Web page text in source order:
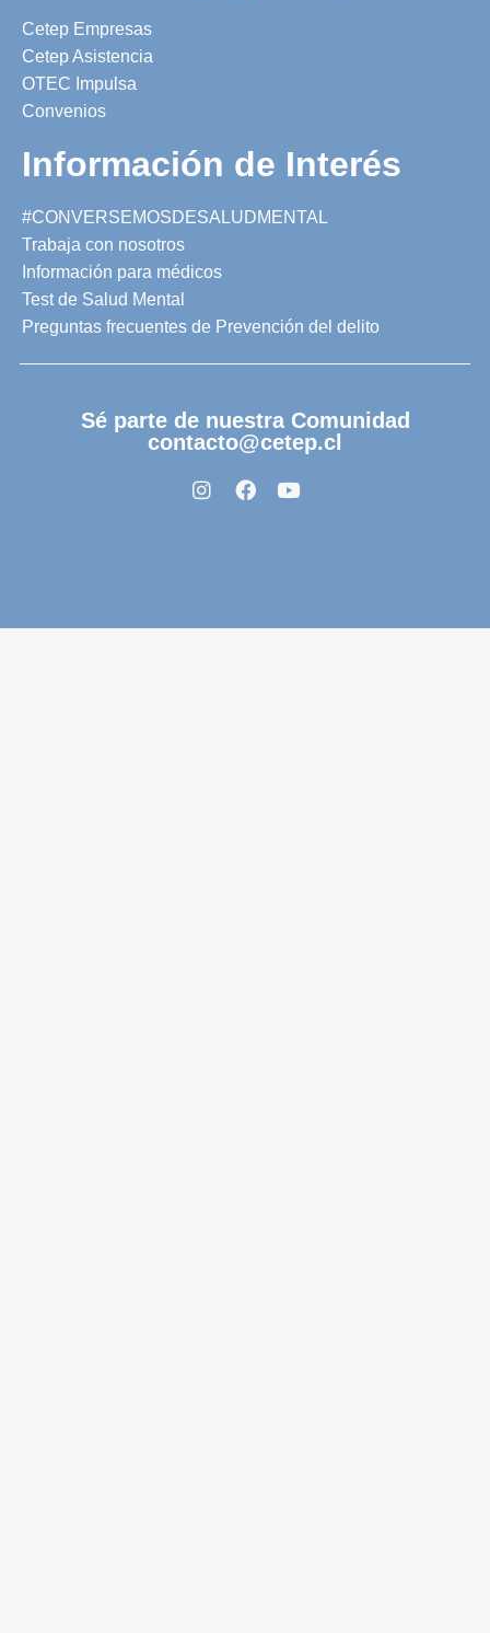
Cetep Empresas
Cetep Asistencia
OTEC Impulsa
Convenios
Información de Interés
#CONVERSEMOSDESALUDMENTAL
Trabaja con nosotros
Información para médicos
Test de Salud Mental
Preguntas frecuentes de Prevención del delito
Sé parte de nuestra Comunidad
contacto@cetep.cl